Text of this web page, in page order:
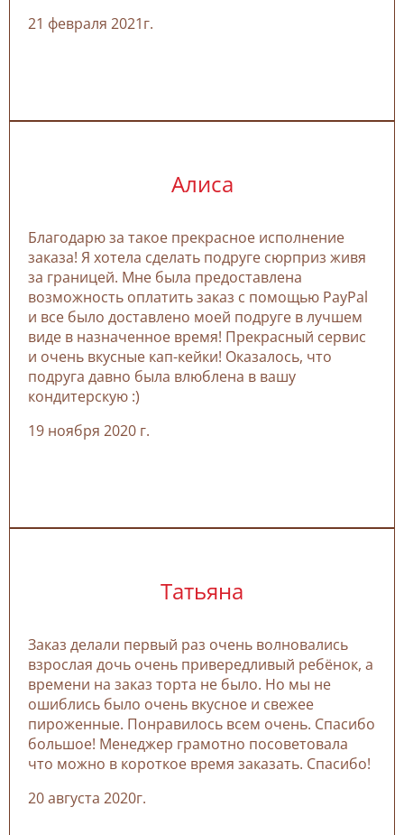
21 февраля 2021г.
Алиса
Благодарю за такое прекрасное исполнение
заказа! Я хотела сделать подруге сюрприз живя
за границей. Мне была предоставлена
возможность оплатить заказ с помощью PayPal
и все было доставлено моей подруге в лучшем
виде в назначенное время! Прекрасный сервис
и очень вкусные кап-кейки! Оказалось, что
подруга давно была влюблена в вашу
кондитерскую :)
19 ноября 2020 г.
Татьяна
Заказ делали первый раз очень волновались
взрослая дочь очень привередливый ребёнок, а
времени на заказ торта не было. Но мы не
ошиблись было очень вкусное и свежее
пироженные. Понравилось всем очень. Спасибо
большое! Менеджер грамотно посоветовала
что можно в короткое время заказать. Спасибо!
20 августа 2020г.